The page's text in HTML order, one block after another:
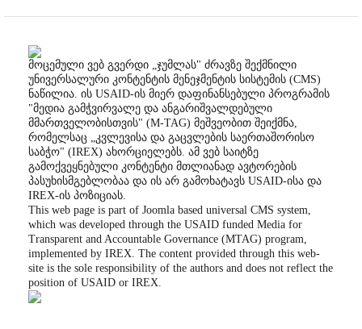
მოცემული ვებ გვერდი „ჯუმლას" ძრავზე შექმნილი
უნივერსალური კონტენტის მენეჯმენტის სისტემის (CMS)
ნაწილია. ის USAID-ის მიერ დაფინანსებული პროგრამის
"მედია გამჭვირვალე და ანგარიშვალდებული
მმართველობისთვის" (M-TAG) მეშვეობით შეიქმნა,
რომელსაც „კვლევისა და გაცვლების საერთაშორისო
საბჭო" (IREX) ახორციელებს. ამ ვებ საიტზე
გამოქვეყნებული კონტენტი მთლიანად ავტორების
პასუხისმგებლობაა და ის არ გამოხატავს USAID-ისა და
IREX-ის პოზიციას.
This web page is part of Joomla based universal CMS system,
which was developed through the USAID funded Media for
Transparent and Accountable Governance (MTAG) program,
implemented by IREX. The content provided through this web-
site is the sole responsibility of the authors and does not reflect the
position of USAID or IREX.